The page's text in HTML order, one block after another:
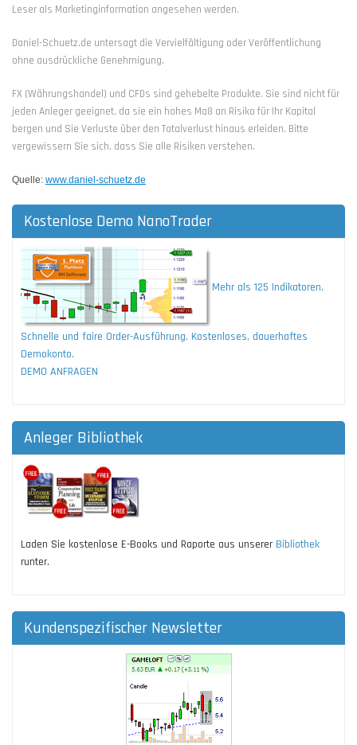
Leser als Marketinginformation angesehen werden.
Daniel-Schuetz.de untersagt die Vervielfältigung oder Veröffentlichung
ohne ausdrückliche Genehmigung.
FX (Währungshandel) und CFDs sind gehebelte Produkte. Sie sind nicht für
jeden Anleger geeignet, da sie ein hohes Maß an Risiko für Ihr Kapital
bergen und Sie Verluste über den Totalverlust hinaus erleiden. Bitte
vergewissern Sie sich, dass Sie alle Risiken verstehen.
Quelle: www.daniel-schuetz.de
Kostenlose Demo NanoTrader
Mehr als 125 Indikatoren.
Schnelle und faire Order-Ausführung. Kostenloses, dauerhaftes
Demokonto.
DEMO ANFRAGEN
Anleger Bibliothek
Laden Sie kostenlose E-Books und Raporte aus unserer Bibliothek
runter.
Kundenspezifischer Newsletter